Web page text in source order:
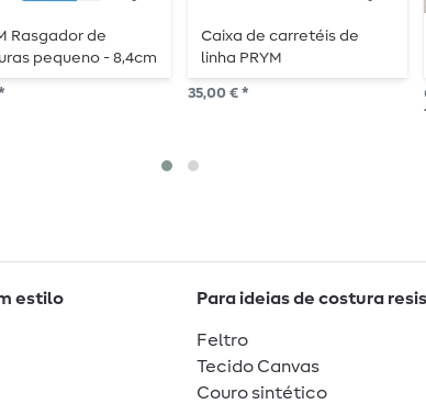
Rasgador de
pequeno - 8,4cm
Caixa de carretéis de
linha PRYM
35,00 € *
estilo Para ideias de costura
Feltro
Tecido Canvas
Couro sintético